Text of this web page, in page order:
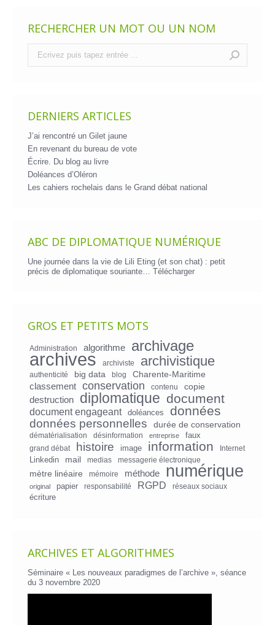
RECHERCHER UN MOT OU UN NOM
DERNIERS ARTICLES
J’ai rencontré un Gilet jaune
En revenant du bureau de vote
Écrire. Du blog au livre
Doléances d’Oléron
Les cahiers rochelais dans le Grand débat national
ABC DE DIPLOMATIQUE NUMÉRIQUE
Une journée dans la vie de Lili Eting (et son chat) : petit
précis de diplomatique souriante… Télécharger
GROS ET PETITS MOTS
Administration algorithme archivage
archives archiviste archivistique
authenticité big data blog
Charente-Maritime
classement
conservation contenu
copie
destruction
diplomatique document
document engageant doléances données
données personnelles durée de conservation
dématérialisation désinformation entreprise faux
grand débat histoire image information Internet
Linkedin mail medias messagerie électronique
mètre linéaire mémoire méthode numérique
original papier responsabilité RGPD réseaux sociaux
écriture
ARCHIVES ET ALGORITHMES
Séminaire « Les nouveaux paradigmes de l’archive », séance
du 3 novembre 2020